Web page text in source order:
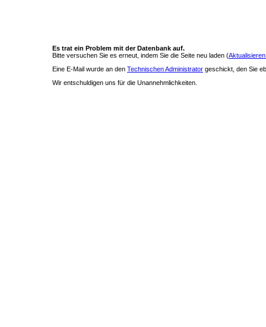
Es trat ein Problem mit der Datenbank auf.
Bitte versuchen Sie es erneut, indem Sie die Seite neu laden (
Eine E-Mail wurde an den Technischen Administrator geschickt, den Sie
Wir entschuldigen uns für die Unannehmlichkeiten.